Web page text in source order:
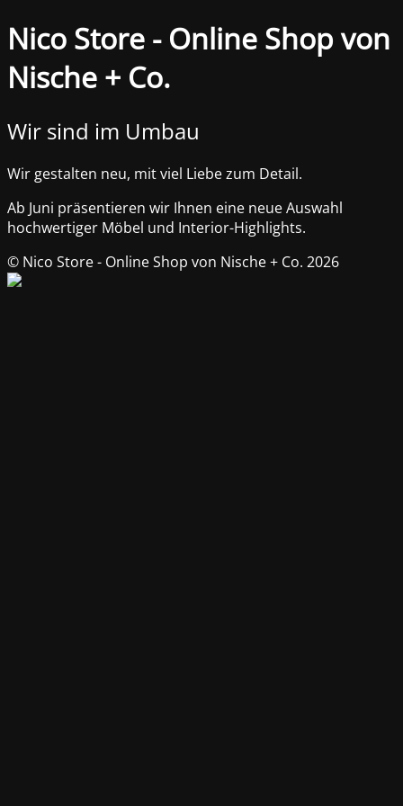
Nico Store - Online Shop von
Nische + Co.
Wir sind im Umbau
Wir gestalten neu, mit viel Liebe zum Detail.
Ab Juni präsentieren wir Ihnen eine neue Auswahl
hochwertiger Möbel und Interior-Highlights.
© Nico Store - Online Shop von Nische + Co. 2026